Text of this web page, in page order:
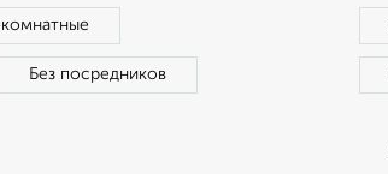
Без посредников